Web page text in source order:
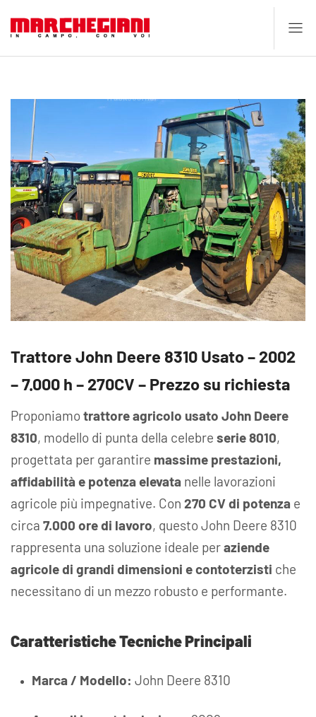
Trattore John Deere 8310 Usato – 2002
– 7.000 h – 270CV – Prezzo su richiesta
Proponiamo trattore agricolo usato John Deere
8310, modello di punta della celebre serie 8010,
progettata per garantire massime prestazioni,
affidabilità e potenza elevata nelle lavorazioni
agricole più impegnative. Con 270 CV di potenza e
circa 7.000 ore di lavoro, questo John Deere 8310
rappresenta una soluzione ideale peraziende
agricole di grandi dimensioni e contoterzisti che
necessitano di un mezzo robusto e performante.
Caratteristiche Tecniche Principali
Marca / Modello: John Deere 8310